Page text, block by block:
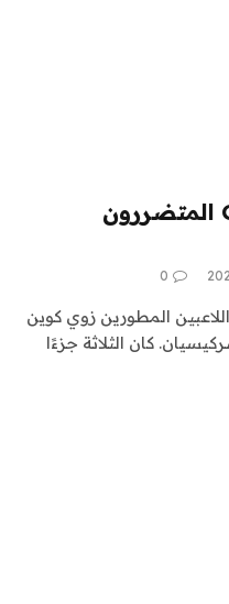
لا يزال رجال Gamergate المتضررون
0
المطورين زوي كوين
كان الثلاثة جزءًا